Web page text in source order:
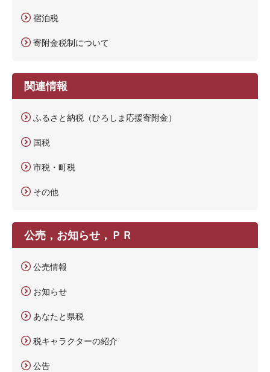
宿泊税
寄附金税制について
関連情報
ふるさと納税（ひろしま応援寄附金）
国税
市税・町税
その他
公売，お知らせ，ＰＲ
公売情報
お知らせ
あなたと県税
税キャラクターの紹介
公告